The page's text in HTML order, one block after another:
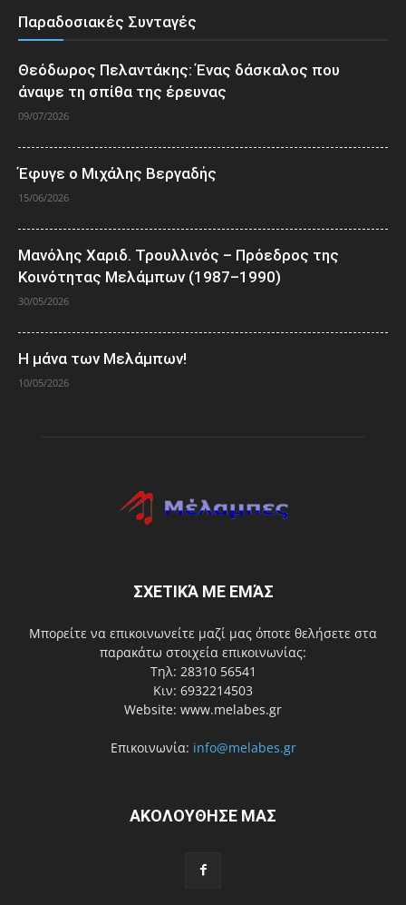
Παραδοσιακές Συνταγές
Θεόδωρος Πελαντάκης: Ένας δάσκαλος που
άναψε τη σπίθα της έρευνας
09/07/2026
Έφυγε ο Μιχάλης Βεργαδής
15/06/2026
Μανόλης Χαριδ. Τρουλλινός – Πρόεδρος της
Κοινότητας Μελάμπων (1987–1990)
30/05/2026
Η μάνα των Μελάμπων!
10/05/2026
ΣΧΕΤΙΚΆ ΜΕ ΕΜΆΣ
Μπορείτε να επικοινωνείτε μαζί μας όποτε θελήσετε στα
παρακάτω στοιχεία επικοινωνίας:
Τηλ: 28310 56541
Κιν: 6932214503
Website: www.melabes.gr
Επικοινωνία: info@melabes.gr
ΑΚΟΛΟΥΘΗΣΕ ΜΑΣ